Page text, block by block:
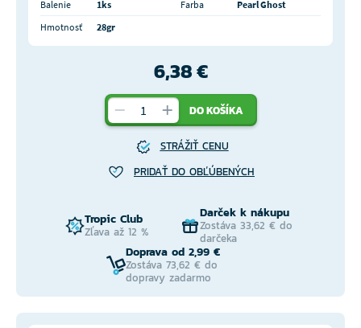
Balenie 1ks Farba
Pearl Ghost
Hmotnosť
28gr
6,38 €
DO KOŠÍKA
STRÁŽIŤ CENU
PRIDAŤ DO OBĽÚBENÝCH
Tropic Club
Zľava až 12 %
Darček k nákupu
Zostáva 33,62 € do
darčeka
Doprava od 2,99 €
Zostáva 73,62 € do
dopravy zadarmo